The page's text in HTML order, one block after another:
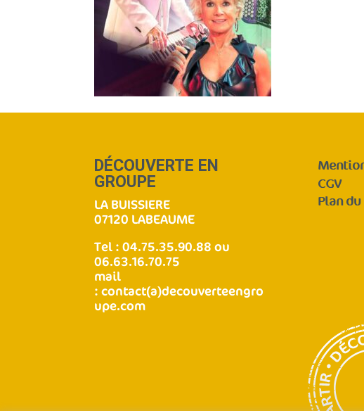
DÉCOUVERTE EN
GROUPE
LA BUISSIERE
07120 LABEAUME
Tel : 04.75.35.90.88 ou
06.63.16.70.75
mail
:contact(a)decouverteengro
upe.com
CGV
Plan